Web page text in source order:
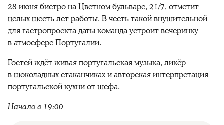
28 июня бистро на Цветном бульваре, 21/7, отметит
целых шесть лет работы. В честь такой внушительной
для гастропроекта даты команда устроит вечеринку
в атмосфере Португалии.
Гостей ждёт живая португальская музыка, ликёр
в шоколадных стаканчиках и авторская интерпретация
португальской кухни от шефа.
Начало в 19:00